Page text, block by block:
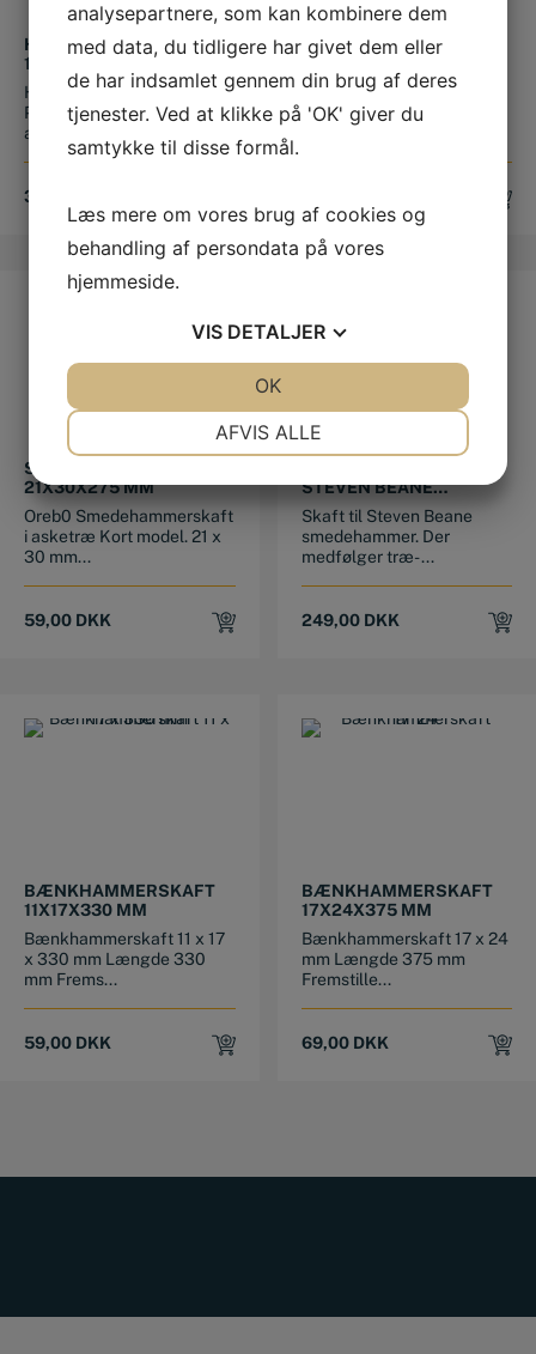
HAMMERSKAFT
16X27X330 MM
Hammerskaft fra Tyske
Picard Fremstillet i lakeret
asketr...
39,00
SKAFT TIL
SMEDEHAMMER SKAFT
19X32X270 MM
Picard skaft til
smedehammer Skaftet er
SMEDEHAMMERSKAFT
21X30X275 MM
Oreb0 Smedehammerskaft
i asketræ Kort model. 21 x
30 mm...
59,00 DKK
STEVEN BEANE
SMEDEHAMMER
Skaft til Steven Beane
smedehammer. Der
medfølger træ- ...
249,00 DKK
BÆNKHAMMERSKAFT
11X17X330 MM
Bænkhammerskaft 11 x 17
x 330 mm Længde 330
mm Frems...
59,00 DKK
BÆNKHAMMERSKAFT
17X24X375 MM
Bænkhammerskaft 17 x 24
mm Længde 375 mm
Fremstille...
69,00 DKK
analysepartnere, som kan kombinere dem
med data, du tidligere har givet dem eller
de har indsamlet gennem din brug af deres
tjenester. Ved at klikke på 'OK' giver du
samtykke til disse formål.
Læs mere om vores brug af cookies og
behandling af persondata på vores
hjemmeside.
VIS DETALJER
MARKETING STATISTIK
AFVIS ALLE
OK